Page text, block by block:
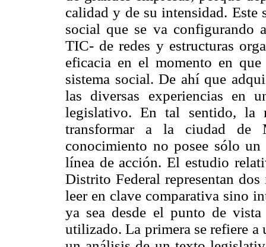
calidad y de su intensidad. Este
social que se va configurando
TIC- de redes y estructuras
eficacia en el momento en
sistema social. De ahí que
las diversas experiencias en
legislativo. En tal sentido, la
transformar a la ciudad
conocimiento no posee sólo
línea de acción. El estudio
Distrito Federal representan
leer en clave comparativa sino
ya sea desde el punto de
utilizado. La primera se refiere